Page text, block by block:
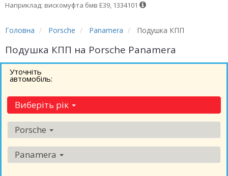
Наприклад: вискомуфта бмв Е39, 1334101
Головна Porsche Panamera Подушка КПП
Подушка КПП на Porsche Panamera
Уточніть
автомобіль:
Виберіть рік
Porsche
Panamera